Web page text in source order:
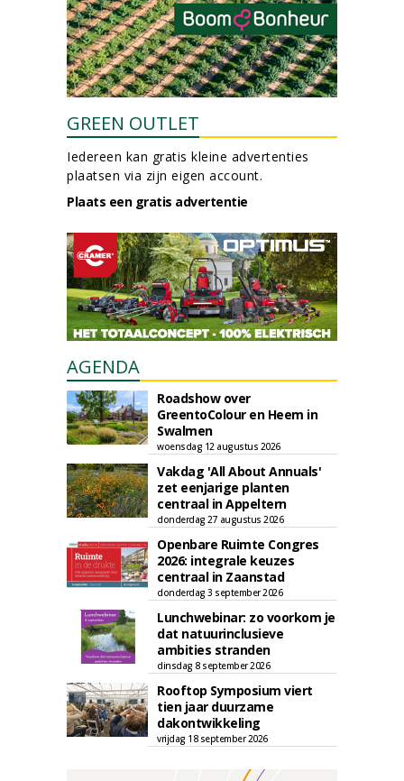
GREEN OUTLET
Iedereen kan gratis kleine advertenties
plaatsen via zijn eigen account.
Plaats een gratis advertentie
AGENDA
Roadshow over
GreentoColour en Heem in
Swalmen
woensdag 12 augustus 2026
Vakdag 'All About Annuals'
zet eenjarige planten
centraal in Appeltern
donderdag 27 augustus 2026
Openbare Ruimte Congres
2026: integrale keuzes
centraal in Zaanstad
donderdag 3 september 2026
Lunchwebinar: zo voorkom je
dat natuurinclusieve
ambities stranden
dinsdag 8 september 2026
Rooftop Symposium viert
tien jaar duurzame
dakontwikkeling
vrijdag 18 september 2026